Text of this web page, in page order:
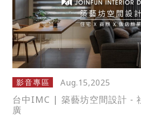
影音專區 Aug.15,2025
台中IMC | 築藝坊空間設計 -
廣